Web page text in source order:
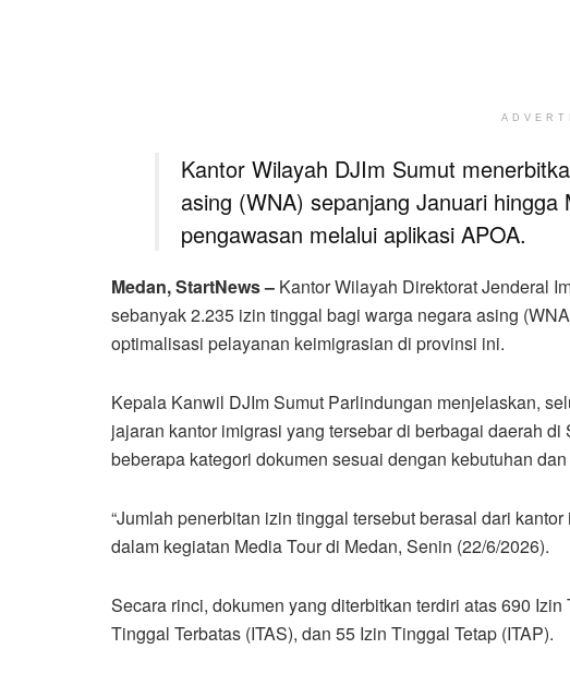
Kantor Wilayah DJIm Sumut
asing (WNA) sepanjang Januari
pengawasan melalui aplikasi APOA.
Medan, StartNews – Kantor Wilayah Direktorat Jenderal
sebanyak 2.235 izin tinggal bagi warga negara asing
optimalisasi pelayanan keimigrasian di provinsi ini.
Kepala Kanwil DJIm Sumut Parlindungan menjelaskan,
jajaran kantor imigrasi yang tersebar di berbagai daerah
beberapa kategori dokumen sesuai dengan kebutuhan
“Jumlah penerbitan izin tinggal tersebut berasal dari
dalam kegiatan Media Tour di Medan, Senin (22/6/2026).
Secara rinci, dokumen yang diterbitkan terdiri atas 690
Tinggal Terbatas (ITAS), dan 55 Izin Tinggal Tetap (ITAP).